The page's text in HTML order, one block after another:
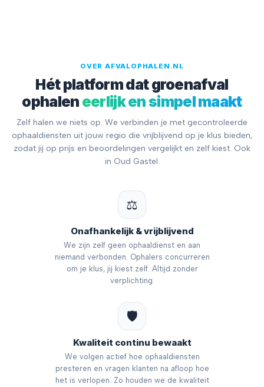
OVER AFVALOPHALEN.NL
Hét platform dat groenafval
ophalen eerlijk en simpel maakt
Zelf halen we niets op. We verbinden je met gecontroleerde
ophaaldiensten uit jouw regio die vrijblijvend op je klus bieden,
zodat jij op prijs en beoordelingen vergelijkt en zelf kiest. Ook
in Oud Gastel.
⚖️
Onafhankelijk & vrijblijvend
We zijn zelf geen ophaaldienst en aan
niemand verbonden. Ophalers concurreren
om je klus, jij kiest zelf. Altijd zonder
verplichting.
🛡️
Kwaliteit continu bewaakt
We volgen actief hoe ophaaldiensten
presteren en vragen klanten na afloop hoe
het is verlopen. Zo houden we de kwaliteit